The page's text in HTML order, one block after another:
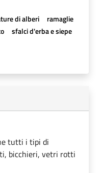
di alberi
ramaglie
sfalci d'erba e siepe
tutti i tipi di
bicchieri, vetri rotti